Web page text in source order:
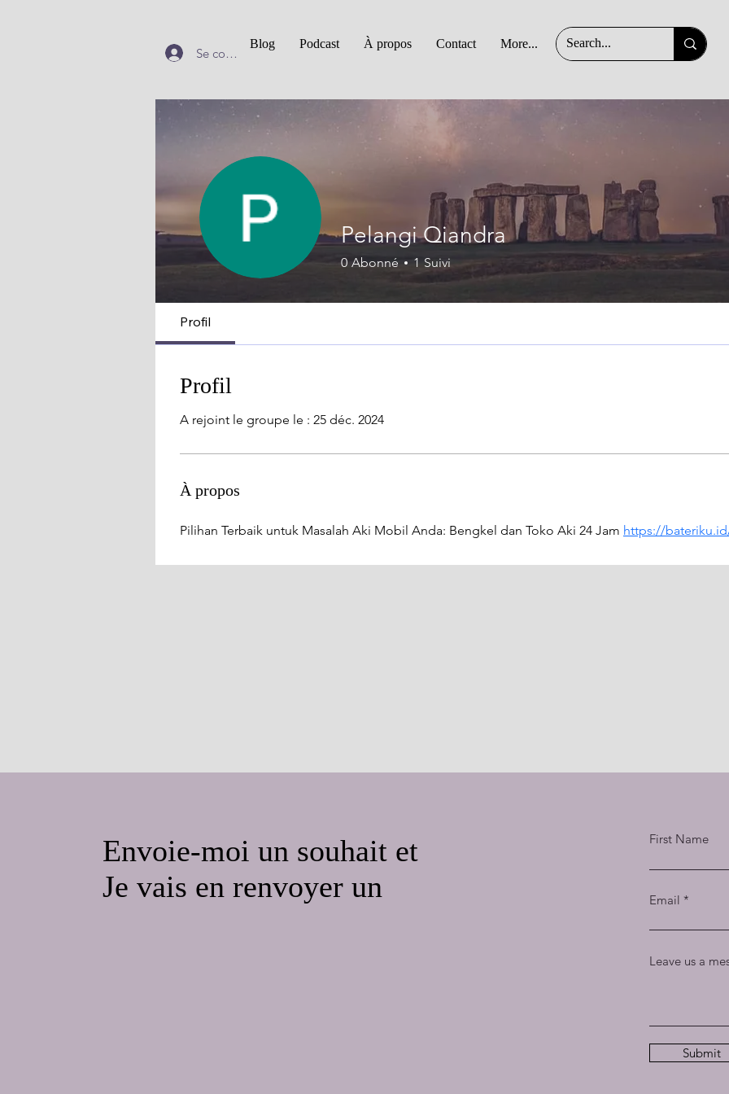
Blog Podcast À propos Contact More...
Se connecter
Pelangi Qiandra
0 Abonné 1 Suivi
Profil
Profil
A rejoint le groupe le : 25 déc. 2024
À propos
Pilihan Terbaik untuk Masalah Aki Mobil Anda: Bengkel dan Toko Aki 24 Jam https://
Envoie-moi un souhait et
Je vais en renvoyer un
First Name
Email
Leave us a
Submit